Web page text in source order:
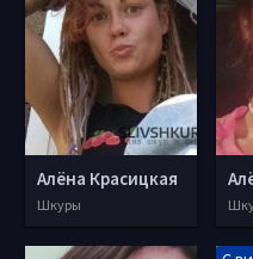
Алёна Красицкая
Шкуры